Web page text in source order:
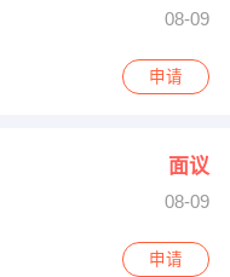
08-09
申请
面议
08-09
申请